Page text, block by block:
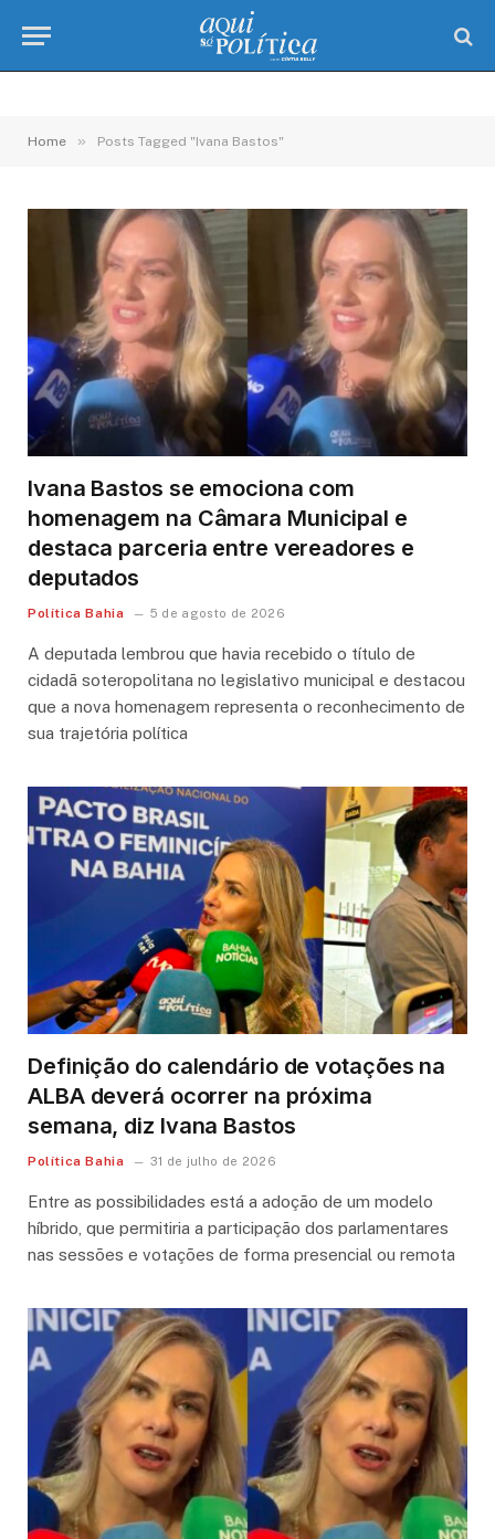
Home » Posts Tagged "Ivana Bastos"
Ivana Bastos se emociona com
homenagem na Câmara Municipal e
destaca parceria entre vereadores e
deputados
Política Bahia 5 de agosto de 2026
A deputada lembrou que havia recebido o título de
cidadã soteropolitana no legislativo municipal e destacou
que a nova homenagem representa o reconhecimento de
sua trajetória política
Definição do calendário de votações na
ALBA deverá ocorrer na próxima
semana, diz Ivana Bastos
Política Bahia 31 de julho de 2026
Entre as possibilidades está a adoção de um modelo
híbrido, que permitiria a participação dos parlamentares
nas sessões e votações de forma presencial ou remota